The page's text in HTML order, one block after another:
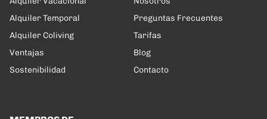
Alquiler Temporal
Alquiler Coliving
Ventajas
Sostenibilidad
Preguntas Frecuentes
Tarifas
Blog
Contacto